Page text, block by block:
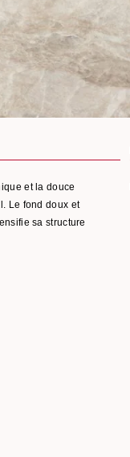
et la douce
Le fond doux et
sa structure